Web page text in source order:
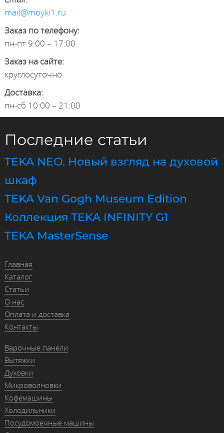
mail@moyki1.ru
Заказ по телефону:
пн-пт 9:00 – 17:00
Заказ на сайте:
круглосуточно
Доставка:
пн-сб 10:00 – 21:00
Последние статьи
TEKA NEO. Новый взгляд на духовой
шкаф
TEKA Van Gogh Museum Edition
Коллекция TEKA INFINITY G1
TEKA MasterSense
Главная
Каталог
Статьи
О нас
Оплата и доставка
Контакты
Варочные панели
Вытяжки
Духовки
Микроволновки
Кофемашины
Холодильники
Посудомоечные машины